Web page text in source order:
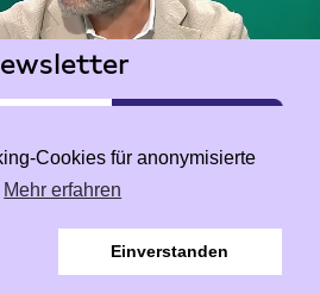
Cookies für anonymisierte
Mehr erfahren
Einverstanden